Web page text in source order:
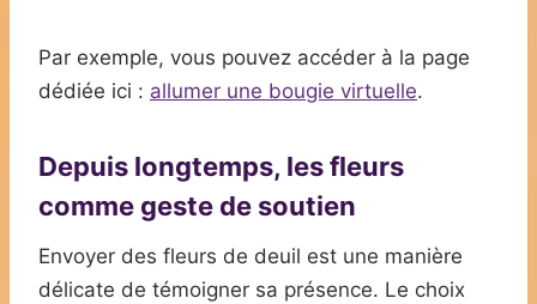
Par exemple, vous pouvez accéder à la page
dédiée ici : allumer une bougie virtuelle.
Depuis longtemps, les fleurs
comme geste de soutien
Envoyer des fleurs de deuil est une manière
délicate de témoigner sa présence. Le choix